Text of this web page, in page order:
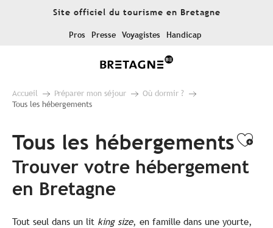
Site officiel du tourisme en Bretagne
Pros Presse Voyagistes Handicap
Accueil Préparer mon séjour
Où dormir ?
Tous les hébergements
Tous les hébergements
Trouver votre hébergement
en Bretagne
Tout seul dans un lit king size, en famille dans une yourte,